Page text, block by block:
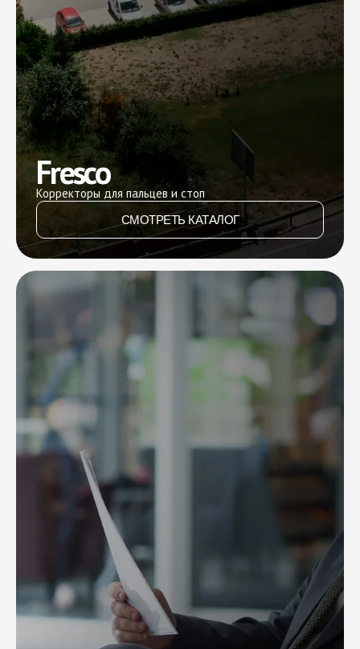
Fresco
Корректоры для пальцев и стоп
СМОТРЕТЬ КАТАЛОГ